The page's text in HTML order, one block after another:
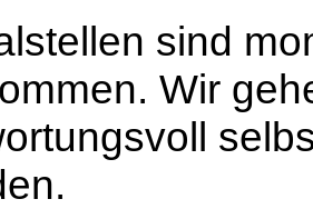
sind
Wir